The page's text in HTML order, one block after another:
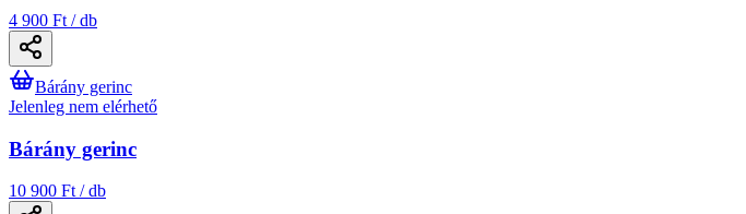
4 900 Ft / db
Bárány gerinc
Jelenleg nem elérhető
Bárány gerinc
10 900 Ft / db